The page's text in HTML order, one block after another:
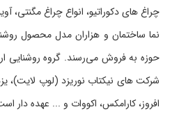
چراغ های دکوراتیو، انواع چراغ مگنتی،
نما ساختمان و هزاران مدل محصول
حوزه به فروش می‌رسند. گروه
شرکت های نیکتاب نوریزد (لوپ لایت)،
افروز، کارامکس، اکووات و ... عهده دار